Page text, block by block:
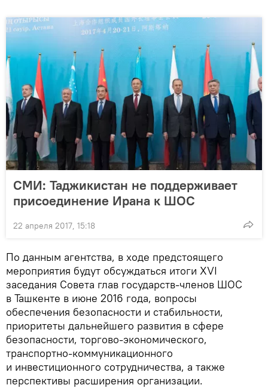
СМИ: Таджикистан не поддерживает
присоединение Ирана к ШОС
22 апреля 2017, 15:18
По данным агентства, в ходе предстоящего
мероприятия будут обсуждаться итоги XVI
заседания Совета глав государств-членов ШОС
в Ташкенте в июне 2016 года, вопросы
обеспечения безопасности и стабильности,
приоритеты дальнейшего развития в сфере
безопасности, торгово-экономического,
транспортно-коммуникационного
и инвестиционного сотрудничества, а также
перспективы расширения организации.